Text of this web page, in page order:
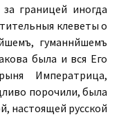
границей иногда
клеветы о
гуманнѣйшемъ
была и вся Его
Императрица,
порочили, была
настоящей русской